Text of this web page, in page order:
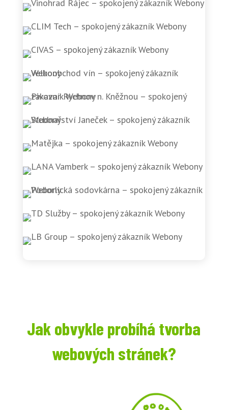
Jak obvykle probíhá tvorba
webových stránek?